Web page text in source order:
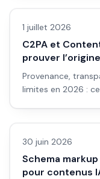
1 juillet 2026
C2PA et
prouver
Provenance,
limites en 2026 :
Business IA
30 juin 2026
Schema
pour contenus